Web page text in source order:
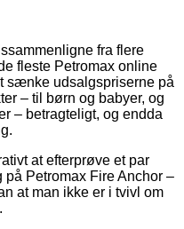
fra flere
fleste Petromax online
sænke udsalgspriserne på
– til børn og babyer, og
– betragteligt, og endda
at efterprøve et par
Petromax Fire Anchor –
at man ikke er i tvivl om